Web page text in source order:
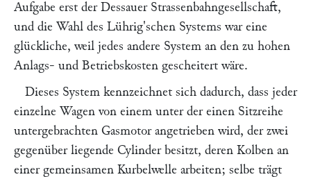
Aufgabe erst der Dessauer Strassenbahngesellschaft,
und die Wahl des Lührig'schen Systems war eine
glückliche, weil jedes andere System an den zu hohen
Anlags- und Betriebskosten gescheitert wäre.
Dieses System kennzeichnet sich dadurch, dass jeder
einzelne Wagen von einem unter der einen Sitzreihe
untergebrachten Gasmotor angetrieben wird, der zwei
gegenüber liegende Cylinder besitzt, deren Kolben an
einer gemeinsamen Kurbelwelle arbeiten; selbe trägt